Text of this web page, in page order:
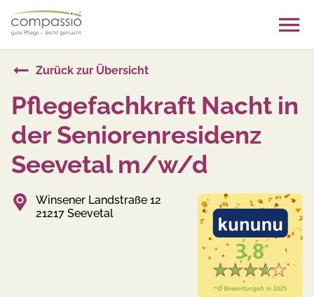
content
Zurück zur Übersicht
Pflegefachkraft Nacht in
der Seniorenresidenz
Seevetal m/w/d
Winsener Landstraße 12
21217 Seevetal